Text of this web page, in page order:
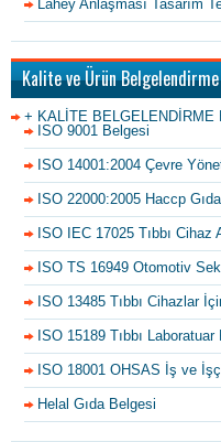
Lahey Anlaşması Tasarım
Kalite ve Ürün
+ KALİTE BELGELENDİRME
ISO 9001 Belgesi
ISO 14001:2004 Çevre
ISO 22000:2005 Haccp
ISO IEC 17025 Tıbbı Cihaz
ISO TS 16949 Otomotiv
ISO 13485 Tıbbı Cihazlar
ISO 15189 Tıbbı
ISO 18001 OHSAS İş ve
Helal Gıda Belgesi